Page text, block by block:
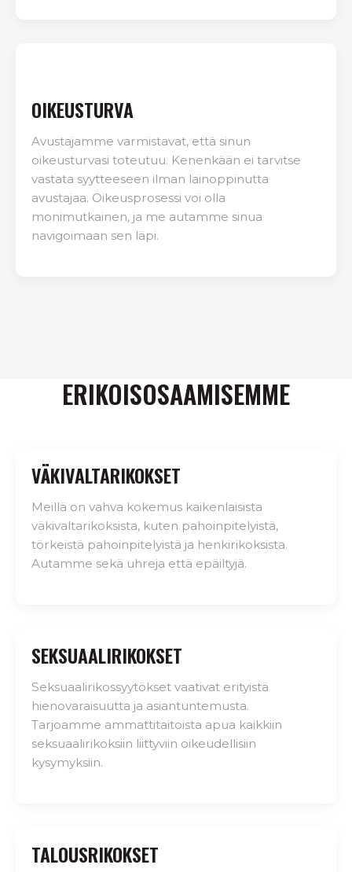
OIKEUSTURVA
Avustajamme varmistavat, että sinun
oikeusturvasi toteutuu. Kenenkään ei tarvitse
vastata syytteeseen ilman lainoppinutta
avustajaa. Oikeusprosessi voi olla
monimutkainen, ja me autamme sinua
navigoimaan sen läpi.
ERIKOISOSAAMISEMME
VÄKIVALTARIKOKSET
Meillä on vahva kokemus kaikenlaisista
väkivaltarikoksista, kuten pahoinpitelyistä,
törkeistä pahoinpitelyistä ja henkirikoksista.
Autamme sekä uhreja että epäiltyjä.
SEKSUAALIRIKOKSET
Seksuaalirikossyytökset vaativat erityistä
hienovaraisuutta ja asiantuntemusta.
Tarjoamme ammattitaitoista apua kaikkiin
seksuaalirikoksiin liittyviin oikeudellisiin
kysymyksiin.
TALOUSRIKOKSET